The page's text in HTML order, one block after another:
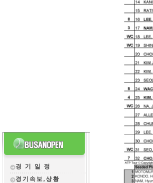
경 기 일 정
경기속보,상황